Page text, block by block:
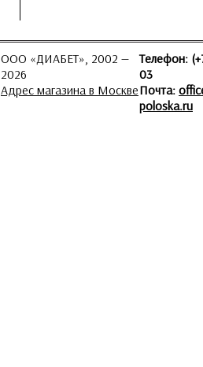
ООО «ДИАБЕТ», 2002 —
2026
Адрес магазина в Москве
Телефон:
03
Почта:
poloska.ru